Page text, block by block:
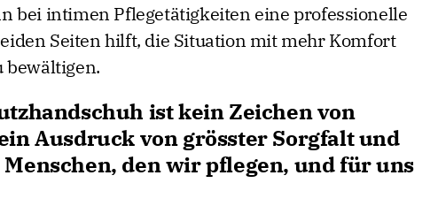
bei intimen Pflegetätigkeiten eine professionelle
Seiten hilft, die Situation mit mehr Komfort
bewältigen.
ist kein Zeichen von
Ausdruck von grösster Sorgfalt und
Menschen, den wir pflegen, und für uns